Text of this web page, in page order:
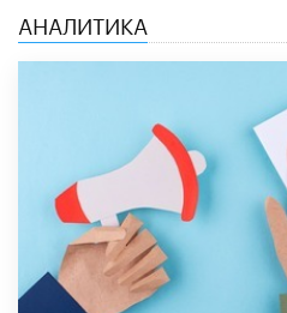
АНАЛИТИКА